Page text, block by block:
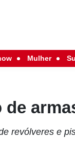
Mulher
revólveres e